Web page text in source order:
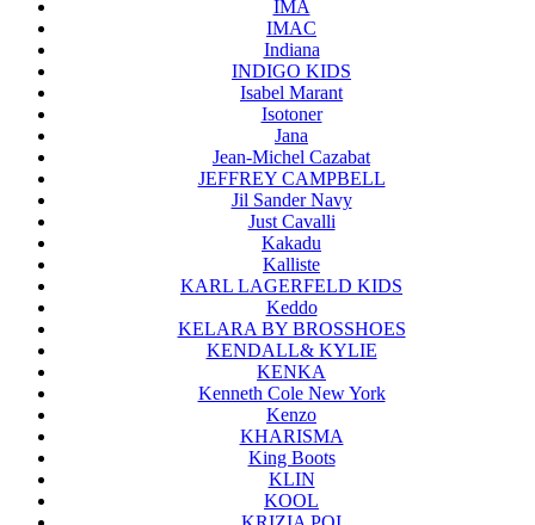
IMA
IMAC
Indiana
INDIGO KIDS
Isabel Marant
Isotoner
Jana
Jean-Michel Cazabat
JEFFREY CAMPBELL
Jil Sander Navy
Just Cavalli
Kakadu
Kalliste
KARL LAGERFELD KIDS
Keddo
KELARA BY BROSSHOES
KENDALL& KYLIE
KENKA
Kenneth Cole New York
Kenzo
KHARISMA
King Boots
KLIN
KOOL